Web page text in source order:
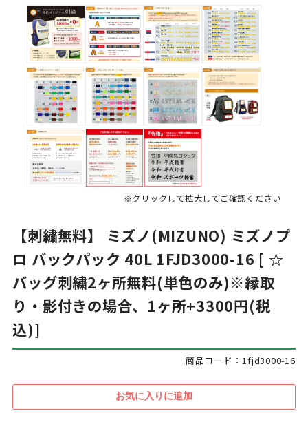
※クリックして拡大してご確認ください
【刺繍無料】 ミズノ(MIZUNO) ミズノプ
ロ バックパック 40L 1FJD3000-16 [ ☆
バッグ刺繍2ヶ所無料(単色のみ)※縁取
り・影付きの場合、1ヶ所+3300円(税
込)]
商品コード：1fjd3000-16